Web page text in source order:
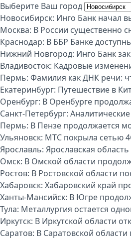
Выберите Ваш город
Новосибирск: Инго Банк начал
Москва: В России существенно
Краснодар: В ББР Банке
Нижний Новгород: Инго Банк
Владивосток: Кадровые
Пермь: Фамилия как ДНК речи:
Екатеринбург: Путешествие в
Оренбург: В Оренбурге
Санкт-Петербург:
Пермь: В Пензе продолжается
Ульяновск: МТС покрыла сетью
Ярославль: Ярославская
Омск: В Омской области
Ростов: В Ростовской области
Хабаровск: Хабаровский край
Ханты-Мансийск: В Югре
Тула: Металлургия остается
Иркутск: В Иркутской области
Саратов: В Саратовской